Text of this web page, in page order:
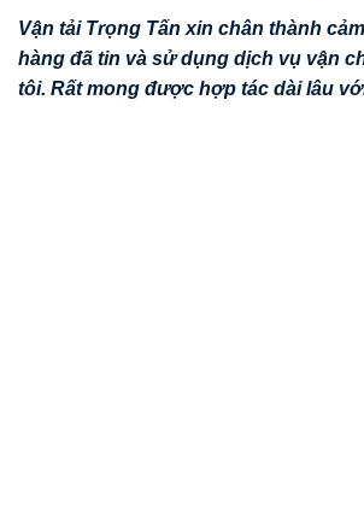
Vận tải Trọng Tấn xin chân thành
hàng đã tin và sử dụng dịch vụ vận
tôi. Rất mong được hợp tác dài lâu